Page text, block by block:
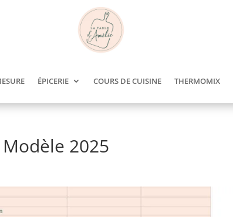
ÉPICERIE COURS DE CUISINE THERMOMIX
2025